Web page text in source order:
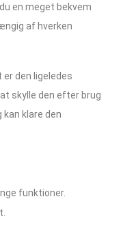
en meget bekvem
af hverken
den ligeledes
skylle den efter brug
kan klare den
funktioner.